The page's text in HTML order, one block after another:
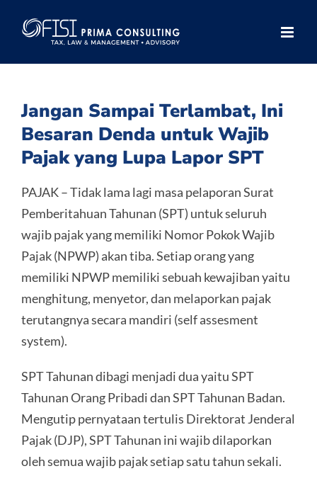
Jangan Sampai Terlambat, Ini
Besaran Denda untuk Wajib
Pajak yang Lupa Lapor SPT
PAJAK – Tidak lama lagi masa pelaporan Surat
Pemberitahuan Tahunan (SPT) untuk seluruh
wajib pajak yang memiliki Nomor Pokok Wajib
Pajak (NPWP) akan tiba. Setiap orang yang
memiliki NPWP memiliki sebuah kewajiban yaitu
menghitung, menyetor, dan melaporkan pajak
terutangnya secara mandiri (self assesment
system).
SPT Tahunan dibagi menjadi dua yaitu SPT
Tahunan Orang Pribadi dan SPT Tahunan Badan.
Mengutip pernyataan tertulis Direktorat Jenderal
Pajak (DJP), SPT Tahunan ini wajib dilaporkan
oleh semua wajib pajak setiap satu tahun sekali.